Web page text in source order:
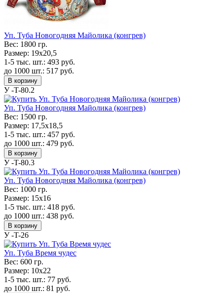
Уп. Туба Новогодняя Майолика (конгрев)
Вес: 1800 гр.
Размер: 19x20,5
1-5 тыс. шт.: 493 руб.
до 1000 шт.: 517 руб.
В корзину
У -T-80.2
Уп. Туба Новогодняя Майолика (конгрев)
Вес: 1500 гр.
Размер: 17,5x18,5
1-5 тыс. шт.: 457 руб.
до 1000 шт.: 479 руб.
В корзину
У -T-80.3
Уп. Туба Новогодняя Майолика (конгрев)
Вес: 1000 гр.
Размер: 15x16
1-5 тыс. шт.: 418 руб.
до 1000 шт.: 438 руб.
В корзину
У -T-26
Уп. Туба Время чудес
Вес: 600 гр.
Размер: 10x22
1-5 тыс. шт.: 77 руб.
до 1000 шт.: 81 руб.